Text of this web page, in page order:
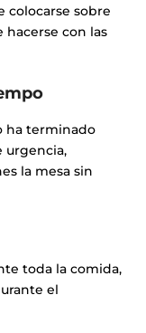
colocarse sobre
hacerse con las
ha terminado
urgencia,
la mesa sin
toda la comida,
el